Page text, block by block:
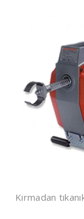
Kırmadan